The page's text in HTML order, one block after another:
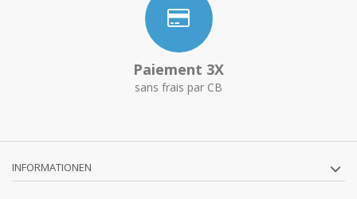
Paiement 3X
sans frais par CB
INFORMATIONEN